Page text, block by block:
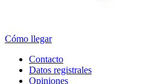
Cómo llegar
Contacto
Datos registrales
Opiniones